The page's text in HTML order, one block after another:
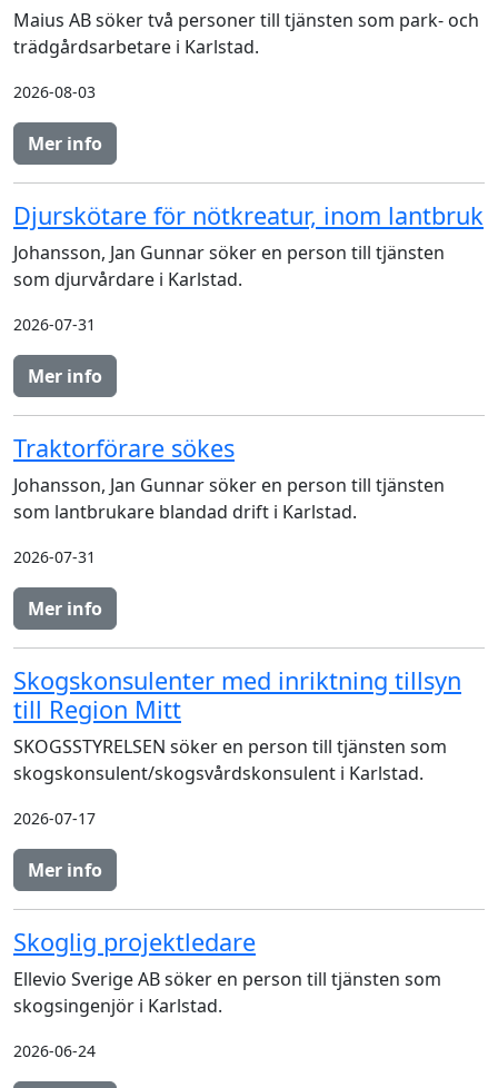
Maius AB söker två personer till tjänsten som park- och
trädgårdsarbetare i Karlstad.
2026-08-03
Mer info
Djurskötare för nötkreatur, inom lantbruk
Johansson, Jan Gunnar söker en person till tjänsten
som djurvårdare i Karlstad.
2026-07-31
Mer info
Traktorförare sökes
Johansson, Jan Gunnar söker en person till tjänsten
som lantbrukare blandad drift i Karlstad.
2026-07-31
Mer info
Skogskonsulenter med inriktning tillsyn
till Region Mitt
SKOGSSTYRELSEN söker en person till tjänsten som
skogskonsulent/skogsvårdskonsulent i Karlstad.
2026-07-17
Mer info
Skoglig projektledare
Ellevio Sverige AB söker en person till tjänsten som
skogsingenjör i Karlstad.
2026-06-24